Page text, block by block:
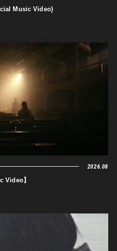
Music Video)
2026.08
Video】